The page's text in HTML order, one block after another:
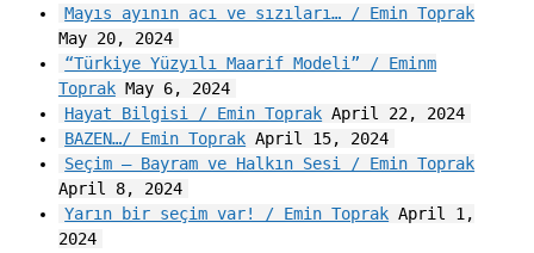
Mayıs ayının acı ve sızıları… / Emin Toprak
May 20, 2024
“Türkiye Yüzyılı Maarif Modeli” / Eminm
ToprakMay 6, 2024
Hayat Bilgisi / Emin Toprak April 22, 2024
BAZEN…/ Emin Toprak April 15, 2024
Seçim – Bayram ve Halkın Sesi / Emin Toprak
April 8, 2024
Yarın bir seçim var! / Emin Toprak April 1,
2024